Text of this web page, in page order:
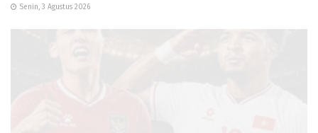
Senin, 3 Agustus 2026